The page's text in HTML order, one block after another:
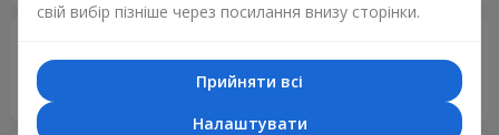
5
Удачі фірме і довголетія роботи чотко і бистро
свій вибір пізніше через посилання внизу сторінки.
Прийняти всі
Налаштувати